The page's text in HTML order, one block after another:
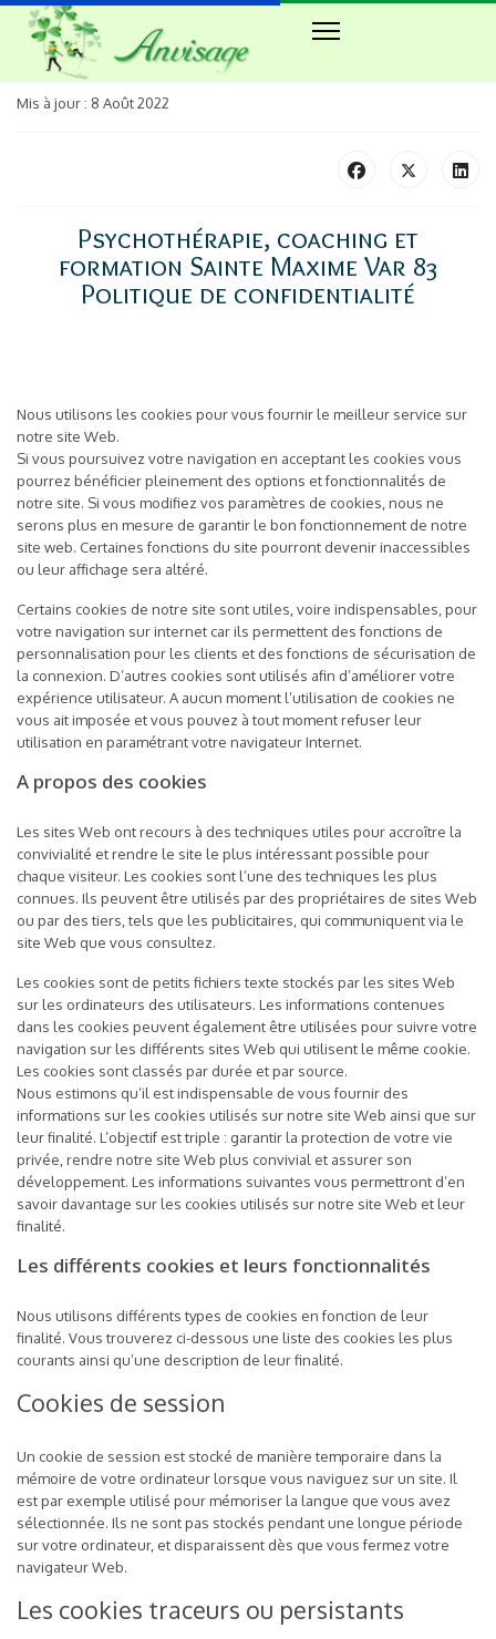
Mis à jour : 8 Août 2022
Psychothérapie, coaching et
formation Sainte Maxime Var 83
Politique de confidentialité
Nous utilisons les cookies pour vous fournir le meilleur service sur
notre site Web.
Si vous poursuivez votre navigation en acceptant les cookies vous
pourrez bénéficier pleinement des options et fonctionnalités de
notre site. Si vous modifiez vos paramètres de cookies, nous ne
serons plus en mesure de garantir le bon fonctionnement de notre
site web. Certaines fonctions du site pourront devenir inaccessibles
ou leur affichage sera altéré.
Certains cookies de notre site sont utiles, voire indispensables, pour
votre navigation sur internet car ils permettent des fonctions de
personnalisation pour les clients et des fonctions de sécurisation de
la connexion. D’autres cookies sont utilisés afin d’améliorer votre
expérience utilisateur. A aucun moment l’utilisation de cookies ne
vous ait imposée et vous pouvez à tout moment refuser leur
utilisation en paramétrant votre navigateur Internet.
A propos des cookies
Les sites Web ont recours à des techniques utiles pour accroître la
convivialité et rendre le site le plus intéressant possible pour
chaque visiteur. Les cookies sont l’une des techniques les plus
connues. Ils peuvent être utilisés par des propriétaires de sites Web
ou par des tiers, tels que les publicitaires, qui communiquent via le
site Web que vous consultez.
Les cookies sont de petits fichiers texte stockés par les sites Web
sur les ordinateurs des utilisateurs. Les informations contenues
dans les cookies peuvent également être utilisées pour suivre votre
navigation sur les différents sites Web qui utilisent le même cookie.
Les cookies sont classés par durée et par source.
Nous estimons qu’il est indispensable de vous fournir des
informations sur les cookies utilisés sur notre site Web ainsi que sur
leur finalité. L’objectif est triple : garantir la protection de votre vie
privée, rendre notre site Web plus convivial et assurer son
développement. Les informations suivantes vous permettront d’en
savoir davantage sur les cookies utilisés sur notre site Web et leur
finalité.
Les différents cookies et leurs fonctionnalités
Nous utilisons différents types de cookies en fonction de leur
finalité. Vous trouverez ci-dessous une liste des cookies les plus
courants ainsi qu’une description de leur finalité.
Cookies de session
Un cookie de session est stocké de manière temporaire dans la
mémoire de votre ordinateur lorsque vous naviguez sur un site. Il
est par exemple utilisé pour mémoriser la langue que vous avez
sélectionnée. Ils ne sont pas stockés pendant une longue période
sur votre ordinateur, et disparaissent dès que vous fermez votre
navigateur Web.
Les cookies traceurs ou persistants